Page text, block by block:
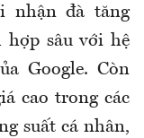
nhận đà tăng
sâu với hệ
Google. Còn
cao trong các
suất cá nhân,